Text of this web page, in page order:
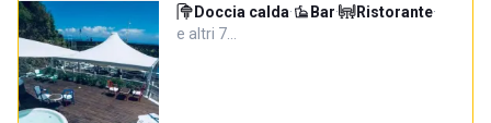
Doccia calda· Bar· Ristorante·
e altri 7…